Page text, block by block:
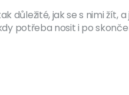
důležité, jak se s nimi žít,
potřeba nosit i po